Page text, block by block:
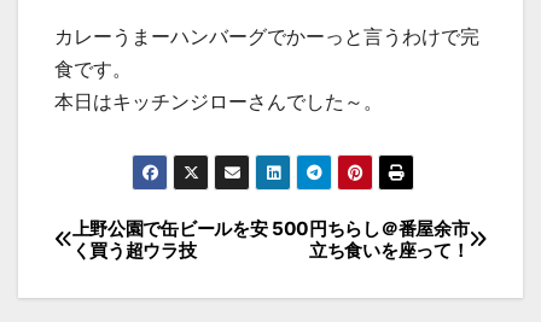
カレーうまーハンバーグでかーっと言うわけで完
食です。
本日はキッチンジローさんでした～。
投
稿
ナ
500円ちらし＠番屋余市
立ち食いを座って！
上野公園で缶ビールを安
く買う超ウラ技